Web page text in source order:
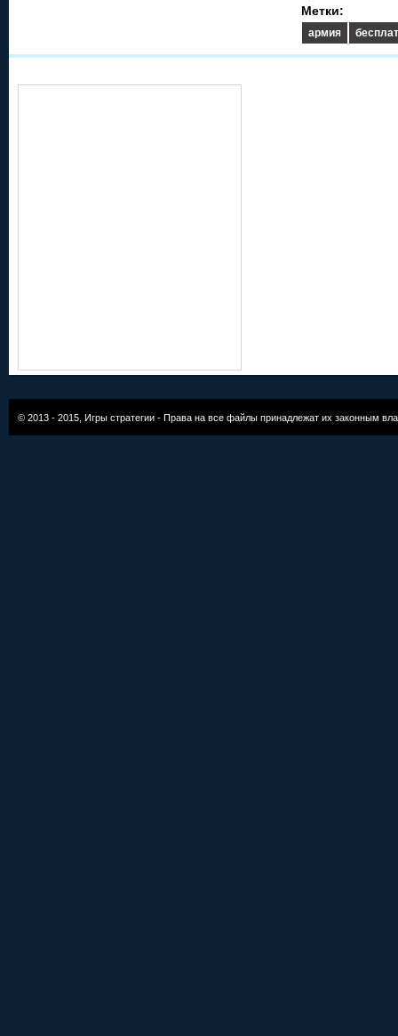
Метки:
армия
© 2013 - 2015, Игры стратегии - Права на все файлы принадлежат их законным